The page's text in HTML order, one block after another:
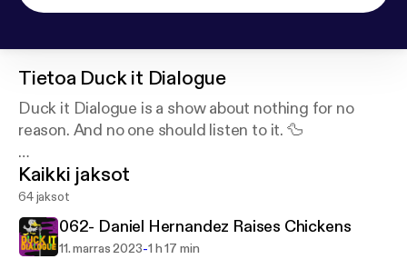
Tietoa Duck it Dialogue
Duck it Dialogue is a show about nothing for no
reason. And no one should listen to it. 🦆
Support this podcast:
m/pod/show/duck-it-dialogue/support
Kaikki jaksot
64 jaksot
062- Daniel Hernandez Raises Chickens
11. marras 2023-1 h 17 min